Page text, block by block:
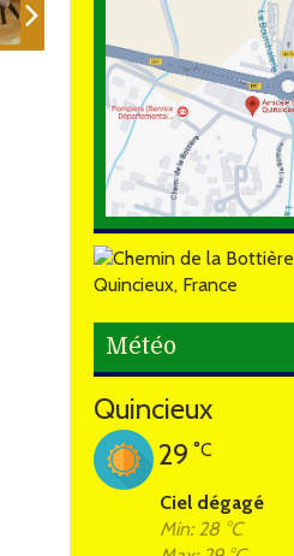
Météo
Quincieux
29 °C
Ciel dégagé
Min: 28 °C